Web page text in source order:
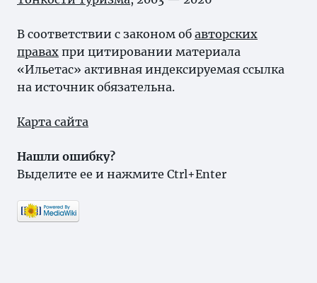
В соответствии с законом об авторских
правах при цитировании материала
«Ильетас» активная индексируемая ссылка
на источник обязательна.
Карта сайта
Нашли ошибку?
Выделите ее и нажмите Ctrl+Enter